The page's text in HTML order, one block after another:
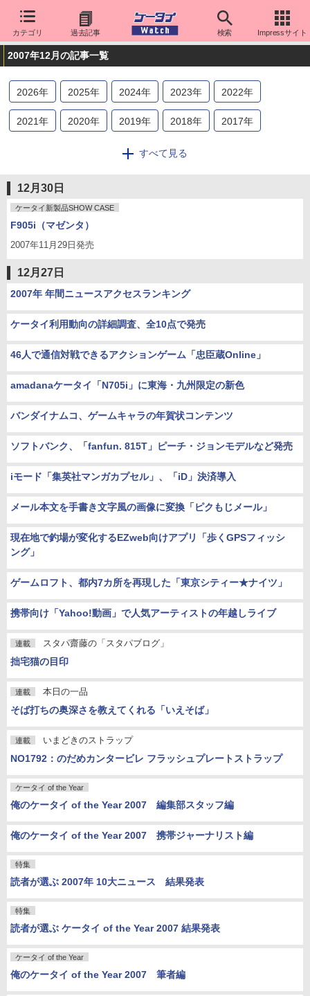
カテゴリ 過去記事 検索 Impressサイト
2007年12月の記事一覧
2026年 2025年 2024年 2023年 2022年
2021年 2020年 2019年 2018年 2017年
2014年 2013
2006年 2005年
すべて見る
12月30日
ケータイ新製品SHOW CASE
F905i（マゼンタ）
2007年11月29日発売
12月27日
2007年 年間ニュースアクセスランキング
ケータイ利用動向の詳細調査、全10点で発売
46人で通信対戦できるアクションゲーム「忠臣蔵Online」
amadanaケータイ「N705i」に東海・九州限定の新色
バンダイナムコ、ゲームキャラの年賀状コンテンツ
ソフトバンク、「fanfun. 815T」ピーチ・ジョンモデルなど発売
iモード「集英社マンガカプセル」、「iD」決済導入
メール本文を手書き文字風の画像に変換「ピクもじメール」
現在地で釣場が変化するEZweb向けアプリ「歩くGPSフィッシ
ング」
ゲームロフト、都内7カ所を再現した「東京シティー★ナイツ」
携帯向け「Yahoo!動画」で人気アーティストの年越しライブ
連載 スタパ齋藤の「スタパブログ」
拙宅猫の目印
連載 本日の一品
そば打ちの奥深さを教えてくれる「いえそば」
連載 いまどきのストラップ
NO1792：のだめカンタービレ フラッシュプレートストラップ
ケータイ of the Year
俺のケータイ of the Year 2007 編集部スタッフ編
俺のケータイ of the Year 2007 携帯ジャーナリスト編
特集
読者が選ぶ 2007年 10大ニュース 結果発表
特集
読者が選ぶ ケータイ of the Year 2007 結果発表
ケータイ of the Year
俺のケータイ of the Year 2007 筆者編